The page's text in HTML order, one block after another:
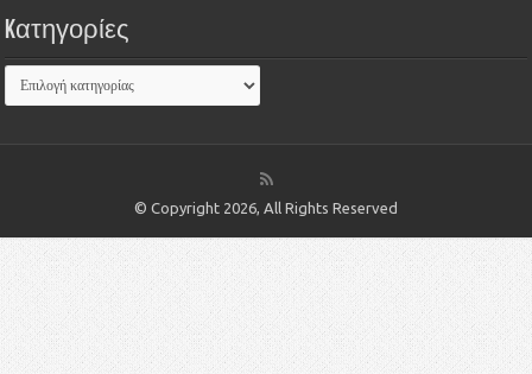
Kατηγορίες
© Copyright 2026, All Rights Reserved